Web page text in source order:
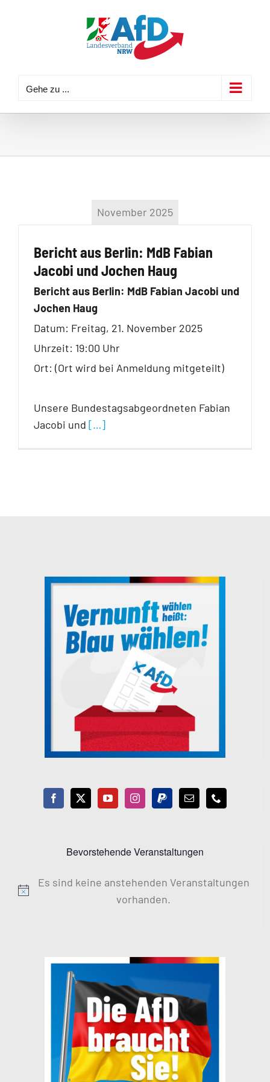
Gehe zu ...
November 2025
Bericht aus Berlin: MdB Fabian
Jacobi und Jochen Haug
Bericht aus Berlin: MdB Fabian Jacobi und
Jochen Haug
Datum: Freitag, 21. November 2025
Uhrzeit: 19:00 Uhr
Ort: (Ort wird bei Anmeldung mitgeteilt)
Unsere Bundestagsabgeordneten Fabian
Jacobi und […]
Bevorstehende Veranstaltungen
Hinweis
Es sind keine anstehenden Veranstaltungen
vorhanden.